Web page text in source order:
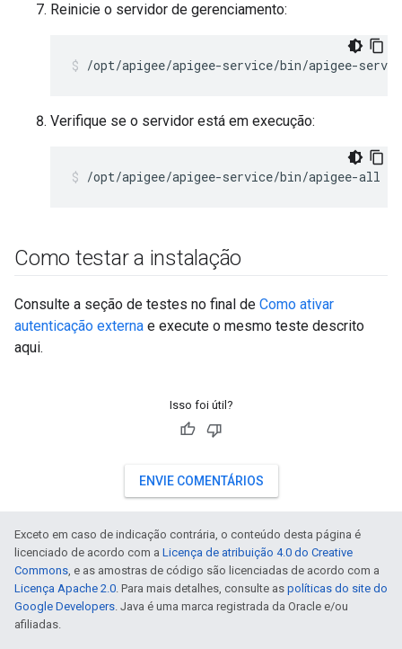
Reinicie o servidor de gerenciamento:
/opt/apigee/apigee-service/bin/apigee-
Verifique se o servidor está em execução:
/opt/apigee/apigee-service/bin/apigee-all
Como testar a instalação
Consulte a seção de testes no final de Como ativar
autenticação externa e execute o mesmo teste descrito
aqui.
Isso foi útil?
ENVIE COMENTÁRIOS
Exceto em caso de indicação contrária, o conteúdo desta página é
licenciado de acordo com a Licença de atribuição 4.0 do Creative
Commons, e as amostras de código são licenciadas de acordo com a
Licença Apache 2.0. Para mais detalhes, consulte as políticas do site do
Google Developers. Java é uma marca registrada da Oracle e/ou
afiliadas.